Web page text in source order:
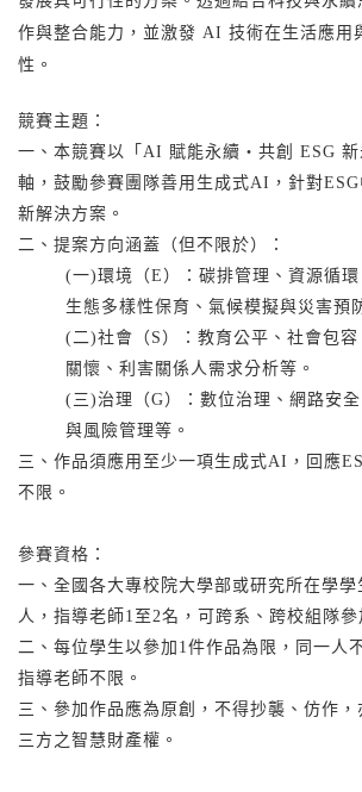
作與整合能力，並激發 AI 技術在生活應用
性。
競賽主題：
一、本競賽以「AI 賦能永續・共創 ESG
軸，鼓勵參賽團隊善用生成式AI，針對ESG
新解決方案。
二、提案方向涵蓋（但不限於）：
(一)環境（E）：碳排管理、資源循環
生態多樣性保育、氣候模擬與災害預
(二)社會（S）：教育公平、社會包
關懷、利害關係人需求分析等。
(三)治理（G）：數位治理、網路安
與風險管理等。
三、作品須應用至少一項生成式AI，回應
不限。
參賽資格：
一、全國各大專校院大學部或研究所在學學
人，指導老師1至2名，可跨系、跨校組隊參
二、每位學生以參加1件作品為限，同一人
指導老師不限。
三、參加作品應為原創，不得抄襲、仿作，
三方之智慧財產權。